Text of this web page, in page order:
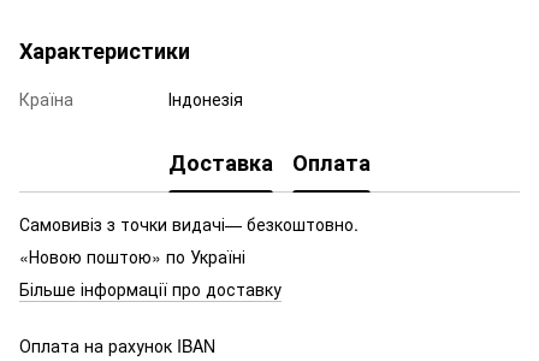
Характеристики
Країна Індонезія
Доставка Оплата
Самовивіз з точки видачі— безкоштовно.
«Новою поштою» по Україні
Більше інформації про доставку
Оплата на рахунок IBAN